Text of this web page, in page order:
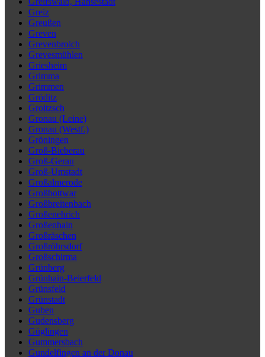
Greiz
Greußen
Greven
Grevenbroich
Grevesmühlen
Griesheim
Grimma
Grimmen
Gröditz
Groitzsch
Gronau (Leine)
Gronau (Westf.)
Gröningen
Groß-Bieberau
Groß-Gerau
Groß-Umstadt
Großalmerode
Großbottwar
Großbreitenbach
Großenehrich
Großenhain
Großräschen
Großröhrsdorf
Großschirma
Grünberg
Grünhain-Beierfeld
Grünsfeld
Grünstadt
Guben
Gudensberg
Güglingen
Gummersbach
Gundelfingen an der Donau